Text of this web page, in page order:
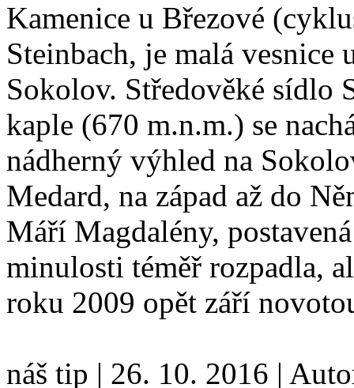
Kamenice u Březové
Steinbach, je malá vesnice
Sokolov. Středověké sídlo
kaple (670 m.n.m.) se
nádherný výhled na
Medard, na západ až do
Máří Magdalény,
minulosti téměř rozpadla,
roku 2009 opět září
náš tip | 26. 10. 2016 |